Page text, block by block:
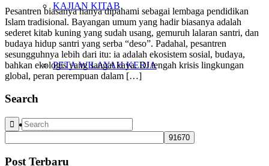
KAJIAN KITAB
PETA WILAYAH KERJA
JARINGAN
Pesantren biasanya hanya dipahami sebagai lembaga pendidikan
Islam tradisional. Bayangan umum yang hadir biasanya adalah
sederet kitab kuning yang sudah usang, gemuruh lalaran santri, dan
budaya hidup santri yang serba “deso”. Padahal, pesantren
sesungguhnya lebih dari itu: ia adalah ekosistem sosial, budaya,
bahkan ekologis yang sangat kaya. Di tengah krisis lingkungan
global, peran perempuan dalam […]
Search
Post Terbaru